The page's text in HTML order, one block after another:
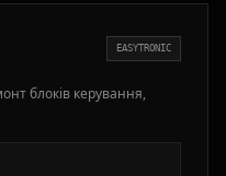
EASYTRONIC
блоків керування,